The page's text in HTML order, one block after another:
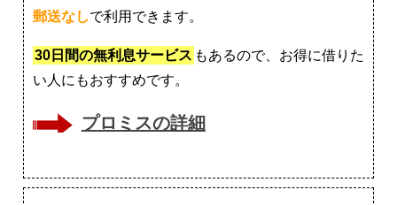
郵送なしで利用できます。
30日間の無利息サービス もあるので、お得に借りた
い人にもおすすめです。
プロミスの詳細